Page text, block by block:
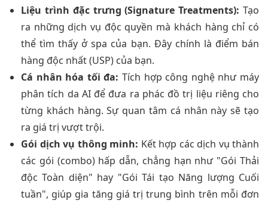
Liệu trình đặc trưng (Signature Treatments): Tạo
ra những dịch vụ độc quyền mà khách hàng chỉ có
thể tìm thấy ở spa của bạn. Đây chính là điểm bán
hàng độc nhất (USP) của bạn.
Cá nhân hóa tối đa: Tích hợp công nghệ như máy
phân tích da AI để đưa ra phác đồ trị liệu riêng cho
từng khách hàng. Sự quan tâm cá nhân này sẽ tạo
ra giá trị vượt trội.
Gói dịch vụ thông minh: Kết hợp các dịch vụ thành
các gói (combo) hấp dẫn, chẳng hạn như "Gói Thải
độc Toàn diện" hay "Gói Tái tạo Năng lượng Cuối
tuần", giúp gia tăng giá trị trung bình trên mỗi đơn